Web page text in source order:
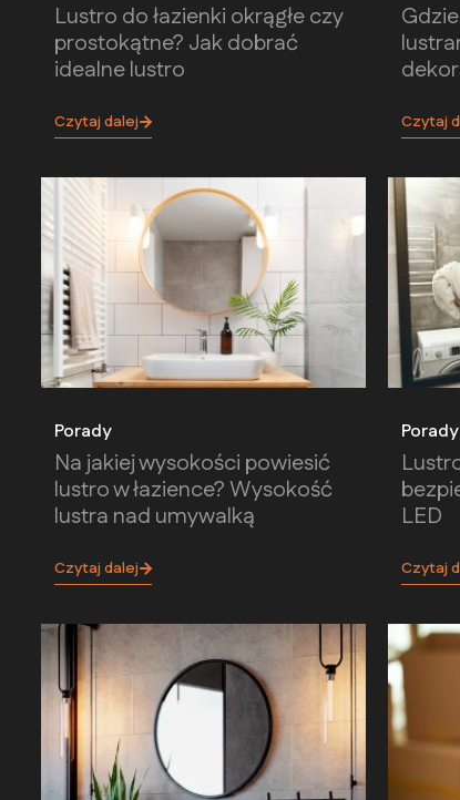
Lustro do łazienki okrągłe czy
prostokątne? Jak dobrać
idealne lustro
Czytaj dalej Czytaj
Porady
Na jakiej wysokości powiesić
lustro w łazience? Wysokość
lustra nad umywalką
Czytaj dalej
Porady
LED
Czytaj